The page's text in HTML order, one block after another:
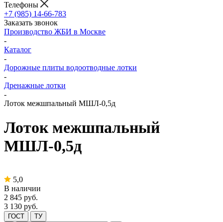
Телефоны
+7 (985) 14-66-783
Заказать звонок
Производство ЖБИ в Москве
-
Каталог
-
Дорожные плиты водоотводные лотки
-
Дренажные лотки
-
Лоток межшпальный МШЛ-0,5д
Лоток межшпальный
МШЛ-0,5д
5,0
В наличии
2 845 руб.
3 130 руб.
ГОСТ
ТУ